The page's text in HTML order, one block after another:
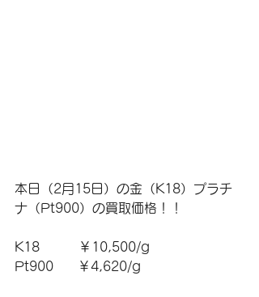
本日（2月15日）の金（K18）プラチ
ナ（Pt900）の買取価格！！
K18　　　￥10,500/g
Pt900      ￥4,620/g